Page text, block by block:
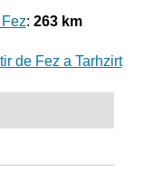
: 263 km
de Fez a Tarhzirt